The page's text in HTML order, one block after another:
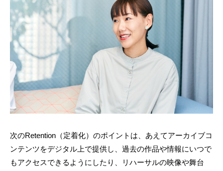
次のRetention（定着化）のポイントは、あえてアーカイブコ
ンテンツをデジタル上で提供し、過去の作品や情報にいつで
もアクセスできるようにしたり、リハーサルの映像や舞台